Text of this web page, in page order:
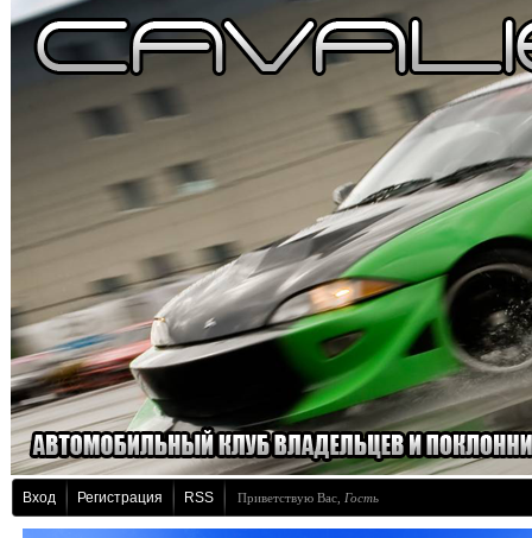
Вход Регистрация RSS Приветствую Вас Гость